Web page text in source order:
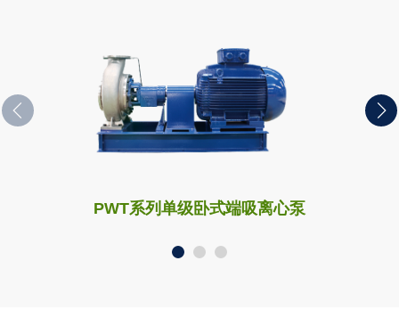
PWT系列单级卧式端吸离心泵